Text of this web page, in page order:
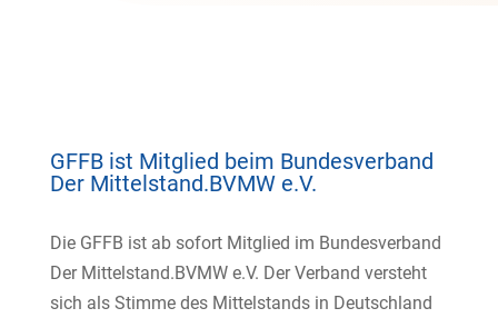
GFFB ist Mitglied beim Bundesverband
Der Mittelstand.BVMW e.V.
Die GFFB ist ab sofort Mitglied im Bundesverband
Der Mittelstand.BVMW e.V. Der Verband versteht
sich als Stimme des Mittelstands in Deutschland